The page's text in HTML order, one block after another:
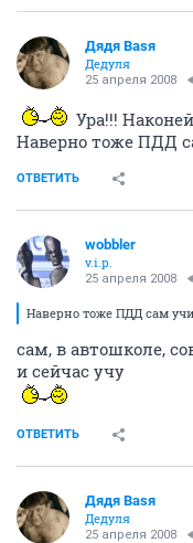
Дядя Ваsя
Дедуля
25 апреля 2008
Ура!!!
Наверно тоже ПДД
ОТВЕТИТЬ
wobbler
v.i.p.
25 апреля 2008
Наверно тоже ПДД сам
сам, в автошколе,
и сейчас учу
ОТВЕТИТЬ
Дядя Ваsя
Дедуля
25 апреля 2008